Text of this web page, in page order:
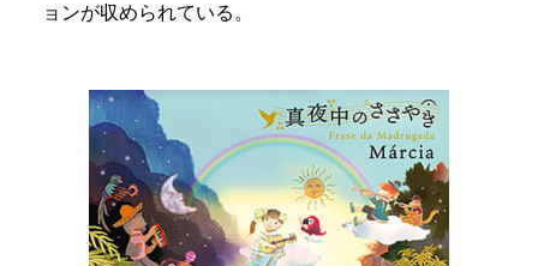
ョンが収められている。